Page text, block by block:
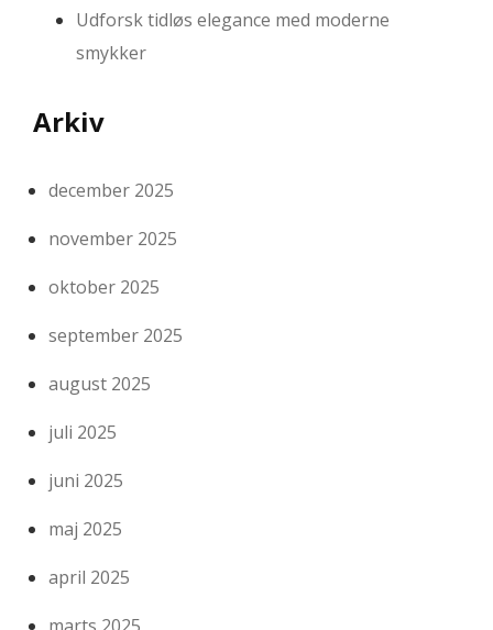
Udforsk tidløs elegance med moderne
smykker
Arkiv
december 2025
november 2025
oktober 2025
september 2025
august 2025
juli 2025
juni 2025
maj 2025
april 2025